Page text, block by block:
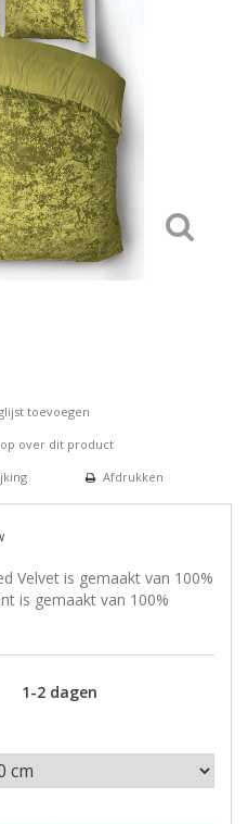
toevoegen
over dit product
Afdrukken
Velvet is gemaakt van 100%
is gemaakt van 100%
1-2 dagen